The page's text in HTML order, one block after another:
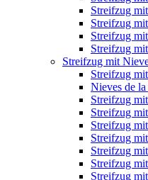
Streifzug
Streifzug
Streifzug
Streifzug
Streifzug mit
Streifzug
Nieves de
Streifzug
Streifzug
Streifzug
Streifzug
Streifzug
Streifzug
Streifzug